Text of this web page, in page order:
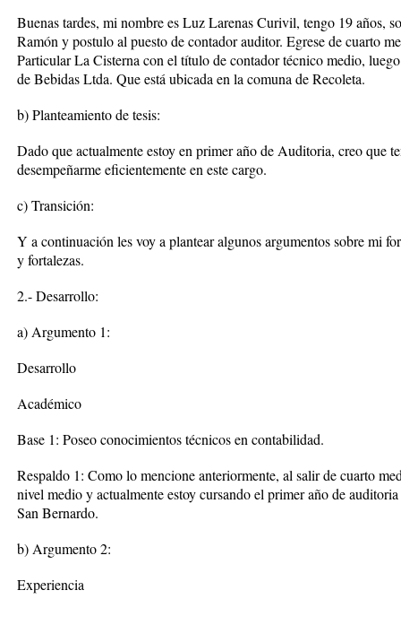
Buenas tardes, mi nombre es Luz Larenas Curivil, tengo 19 años,
Ramón y postulo al puesto de contador auditor. Egrese de cuarto
Particular La Cisterna con el título de contador técnico medio,
de Bebidas Ltda. Que está ubicada en la comuna de Recoleta.
b) Planteamiento de tesis:
Dado que actualmente estoy en primer año de Auditoria, creo que
desempeñarme eficientemente en este cargo.
c) Transición:
Y a continuación les voy a plantear algunos argumentos sobre mi
y fortalezas.
2.- Desarrollo:
a) Argumento 1:
Desarrollo
Académico
Base 1: Poseo conocimientos técnicos en contabilidad.
Respaldo 1: Como lo mencione anteriormente, al salir de cuarto
nivel medio y actualmente estoy cursando el primer año de
San Bernardo.
b) Argumento 2:
Experiencia